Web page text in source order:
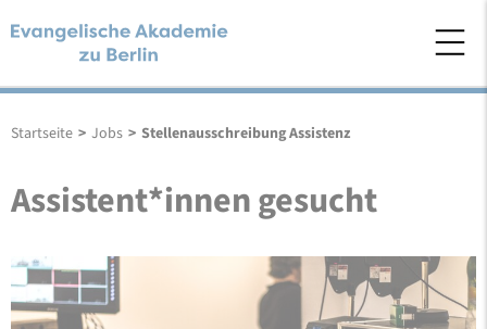
Startseite > Jobs > Stellenausschreibung Assistenz
Assistent*innen gesucht